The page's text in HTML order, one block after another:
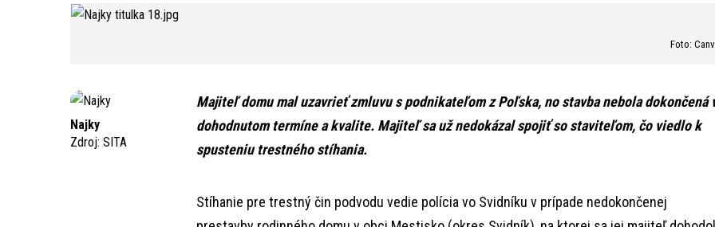
Foto:
Najky
Zdroj: SITA
Majiteľ domu mal uzavrieť zmluvu s podnikateľom z Poľska, no stavba nebola dokončená
dohodnutom termíne a kvalite. Majiteľ sa už nedokázal spojiť so staviteľom, čo viedlo k
spusteniu trestného stíhania.
Stíhanie pre trestný čin podvodu vedie polícia vo Svidníku v prípade nedokončenej